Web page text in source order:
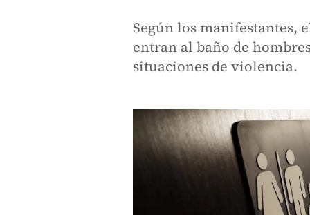
Según los manifestantes,
entran al baño de
situaciones de violencia.